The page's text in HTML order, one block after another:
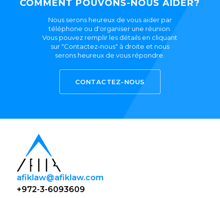
COMMENT POUVONS-NOUS AIDER?
Nous serons heureux de vous aider par
téléphone ou d'organiser une réunion.
Vous pouvez remplir les détails en cliquant
sur "Contactez-nous" à droite et nous
serons heureux de vous répondre.
CONTACTEZ-NOUS
afiklaw@afiklaw.com
+972-3-6093609